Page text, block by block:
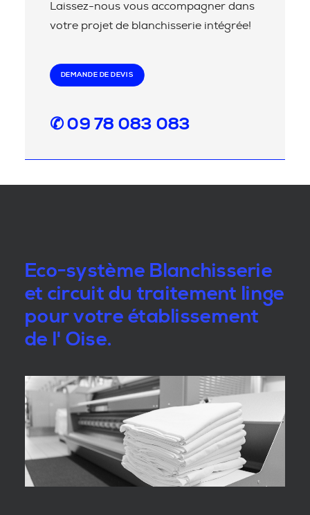
Laissez-nous vous accompagner dans
votre projet de blanchisserie intégrée!
DEMANDE DE DEVIS
✆ 09 78 083 083
Eco-système Blanchisserie
et circuit du traitement linge
pour votre établissement
de l' Oise.